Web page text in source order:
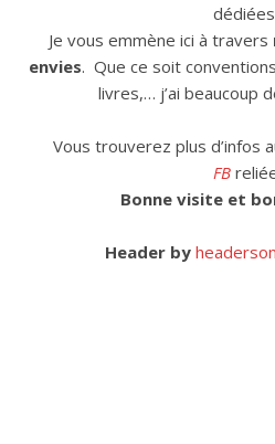
Je vous emmène ici à travers
envies. Que ce soit
livres,… j’ai beaucoup
Vous trouverez plus d’infos
FB
Bonne visite et
Header by